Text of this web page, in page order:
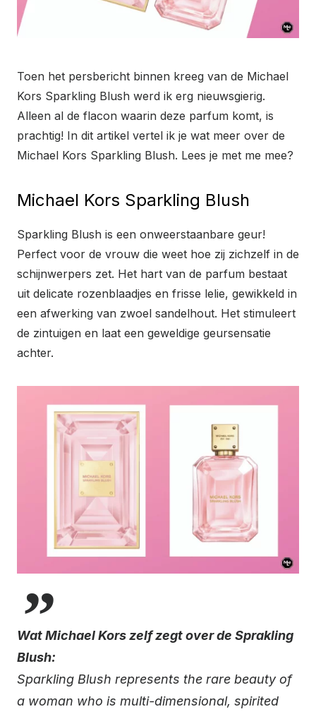
Toen het persbericht binnen kreeg van de Michael
Kors Sparkling Blush werd ik erg nieuwsgierig.
Alleen al de flacon waarin deze parfum komt, is
prachtig! In dit artikel vertel ik je wat meer over de
Michael Kors Sparkling Blush. Lees je met me mee?
Michael Kors Sparkling Blush
Sparkling Blush is een onweerstaanbare geur!
Perfect voor de vrouw die weet hoe zij zichzelf in de
schijnwerpers zet. Het hart van de parfum bestaat
uit delicate rozenblaadjes en frisse lelie, gewikkeld in
een afwerking van zwoel sandelhout. Het stimuleert
de zintuigen en laat een geweldige geursensatie
achter.
Wat Michael Kors zelf zegt over de Sprakling
Blush:
Sparkling Blush represents the rare beauty of
a woman who is multi-dimensional, spirited